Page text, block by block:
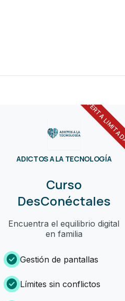
OFERTA
ADICTOS A LA TECNOLOGÍA
Curso
DesConéctales
Encuentra el equilibrio digital
en familia
check_circle Gestión de pantallas
check_circle Límites sin conflictos